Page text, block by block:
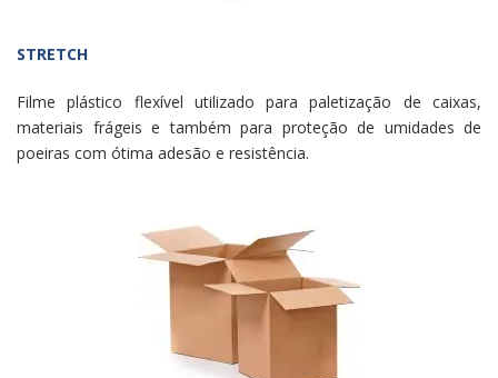
STRETCH
Filme plástico flexível utilizado para paletização de caixas,
materiais frágeis e também para proteção de umidades de
poeiras com ótima adesão e resistência.